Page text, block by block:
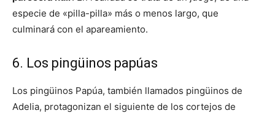
especie de «pilla-pilla» más o menos largo, que
culminará con el apareamiento.
6. Los pingüinos papúas
Los pingüinos Papúa, también llamados pingüinos de
Adelia, protagonizan el siguiente de los cortejos de